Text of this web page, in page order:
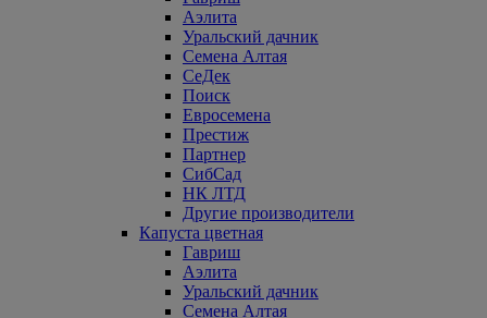
Аэлита
Уральский дачник
Семена Алтая
СеДек
Поиск
Евросемена
Престиж
Партнер
СибСад
НК ЛТД
Другие производители
Капуста цветная
Гавриш
Аэлита
Уральский дачник
Семена Алтая